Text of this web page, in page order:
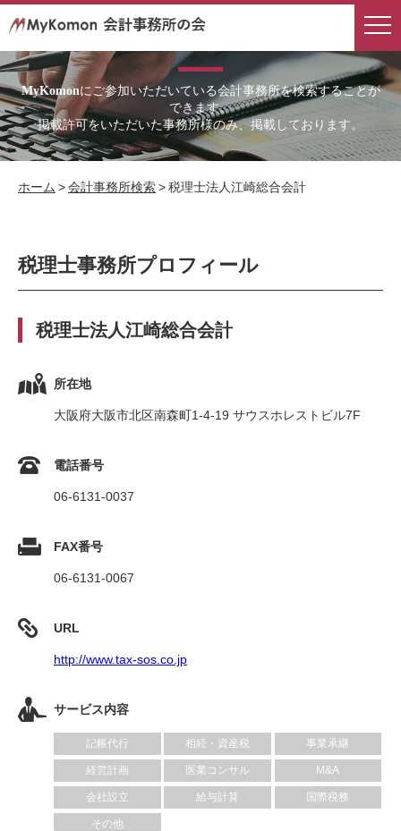
MyKomonにご参加いただいている会計事務所を検索することが
できます。
掲載許可をいただいた事務所様のみ、掲載しております。
ホーム >会計事務所検索>税理士法人江崎総合会計
税理士事務所プロフィール
税理士法人江崎総合会計
所在地
大阪府大阪市北区南森町1-4-19 サウスホレストビル7F
電話番号
06-6131-0037
FAX番号
06-6131-0067
URL
http://www.tax-sos.co.jp
サービス内容
記帳代行 相続・資産税 事業承継
経営計画 医業コンサル M&A
会社設立 給与計算 国際税務
その他